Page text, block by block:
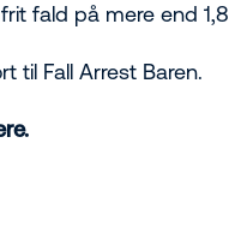
fald på mere end 1,8
til Fall Arrest Baren.